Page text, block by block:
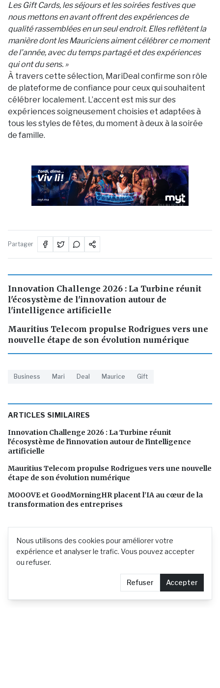
Nous utilisons des cookies pour améliorer votre
expérience et analyser le trafic. Vous pouvez accepter
ou refuser.
Refuser Accepter
Les Gift Cards, les séjours et les soirées festives que
nous mettons en avant offrent des expériences de
qualité rassemblées en un seul endroit. Elles reflètent la
manière dont les Mauriciens aiment célébrer ce moment
de l’année, avec du temps partagé et des expériences
qui ont du sens. »
À travers cette sélection, MariDeal confirme son rôle
de plateforme de confiance pour ceux qui souhaitent
célébrer localement. L’accent est mis sur des
expériences soigneusement choisies et adaptées à
tous les styles de fêtes, du moment à deux à la soirée
de famille.
PUBLICITÉ
Partager
Innovation Challenge 2026 : La Turbine réunit
l'écosystème de l'innovation autour de
l'intelligence artificielle
Mauritius Telecom propulse Rodrigues vers une
nouvelle étape de son évolution numérique
Business Mari Deal Maurice Gift
ARTICLES SIMILAIRES
Innovation Challenge 2026 : La Turbine réunit
l'écosystème de l'innovation autour de l'intelligence
artificielle
Mauritius Telecom propulse Rodrigues vers une nouvelle
étape de son évolution numérique
MOOOVE et GoodMorningHR placent l’IA au cœur de la
transformation des entreprises